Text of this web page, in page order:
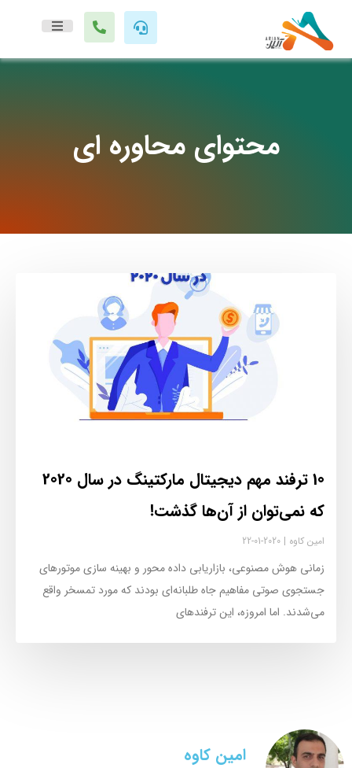
محتوای محاوره ای
10 ترفند مهم دیجیتال مارکتینگ در سال 2020
که نمی‌توان از آن‌ها گذشت!
امین کاوه
زمانی هوش مصنوعی، بازاریابی داده محور و بهینه سازی موتورهای
جستجوی صوتی مفاهیم جاه طلبانه‌ای بودند که مورد تمسخر واقع
می‌شدند. اما امروزه، این ترفندهای
امین کاوه